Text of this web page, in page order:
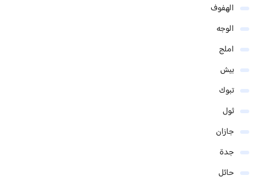
الهفوف
الوجه
املج
بيش
تبوك
ثول
جازان
جدة
حائل